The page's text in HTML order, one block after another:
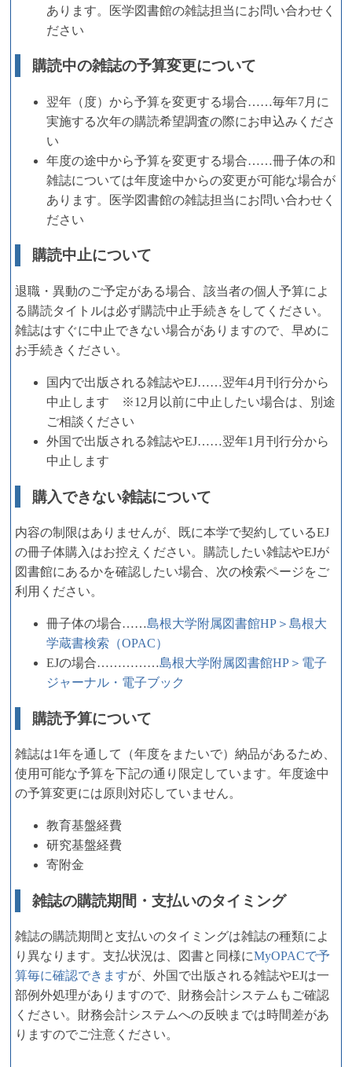
あります。医学図書館の雑誌担当にお問い合わせく
ださい
購読中の雑誌の予算変更について
翌年（度）から予算を変更する場合……毎年7月に
実施する次年の購読希望調査の際にお申込みくださ
い
年度の途中から予算を変更する場合……冊子体の和
雑誌については年度途中からの変更が可能な場合が
あります。医学図書館の雑誌担当にお問い合わせく
ださい
購読中止について
退職・異動のご予定がある場合、該当者の個人予算によ
る購読タイトルは必ず購読中止手続きをしてください。
雑誌はすぐに中止できない場合がありますので、早めに
お手続きください。
国内で出版される雑誌やEJ……翌年4月刊行分から
中止します ※12月以前に中止したい場合は、別途
ご相談ください
外国で出版される雑誌やEJ……翌年1月刊行分から
中止します
購入できない雑誌について
内容の制限はありませんが、既に本学で契約しているEJ
の冊子体購入はお控えください。購読したい雑誌やEJが
図書館にあるかを確認したい場合、次の検索ページをご
利用ください。
冊子体の場合……島根大学附属図書館HP＞島根大
学蔵書検索（OPAC）
EJの場合……………島根大学附属図書館HP＞電子
ジャーナル・電子ブック
購読予算について
雑誌は1年を通して（年度をまたいで）納品があるため、
使用可能な予算を下記の通り限定しています。年度途中
の予算変更には原則対応していません。
教育基盤経費
研究基盤経費
寄附金
雑誌の購読期間・支払いのタイミング
雑誌の購読期間と支払いのタイミングは雑誌の種類によ
り異なります。支払状況は、図書と同様にMyOPACで予
算毎に確認できますが、外国で出版される雑誌やEJは一
部例外処理がありますので、財務会計システムもご確認
ください。財務会計システムへの反映までは時間差があ
りますのでご注意ください。